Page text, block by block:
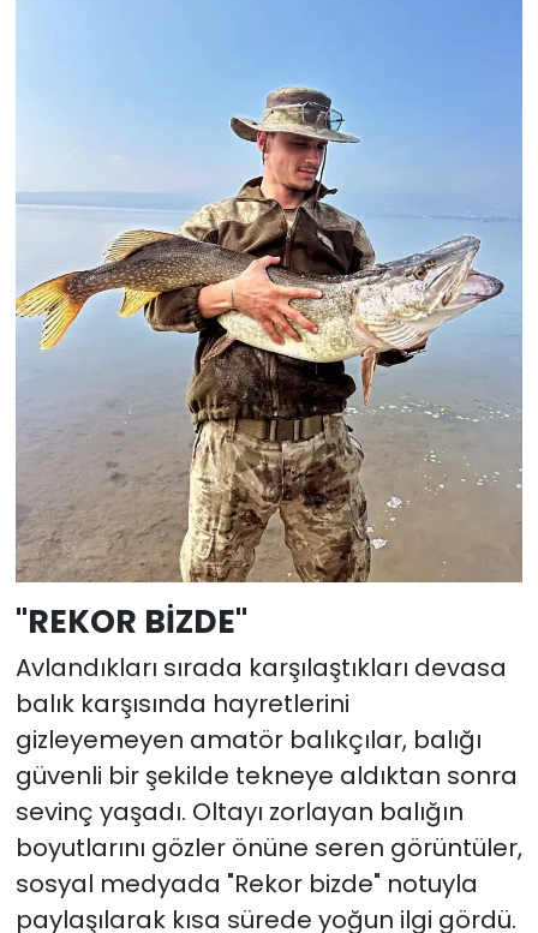
"REKOR BİZDE"
Avlandıkları sırada karşılaştıkları devasa
balık karşısında hayretlerini
gizleyemeyen amatör balıkçılar, balığı
güvenli bir şekilde tekneye aldıktan sonra
sevinç yaşadı. Oltayı zorlayan balığın
boyutlarını gözler önüne seren görüntüler,
sosyal medyada "Rekor bizde" notuyla
paylaşılarak kısa sürede yoğun ilgi gördü.